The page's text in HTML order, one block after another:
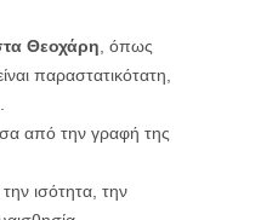
Θεοχάρη, όπως
παραστατικότατη,
από την γραφή της
ισότητα, την